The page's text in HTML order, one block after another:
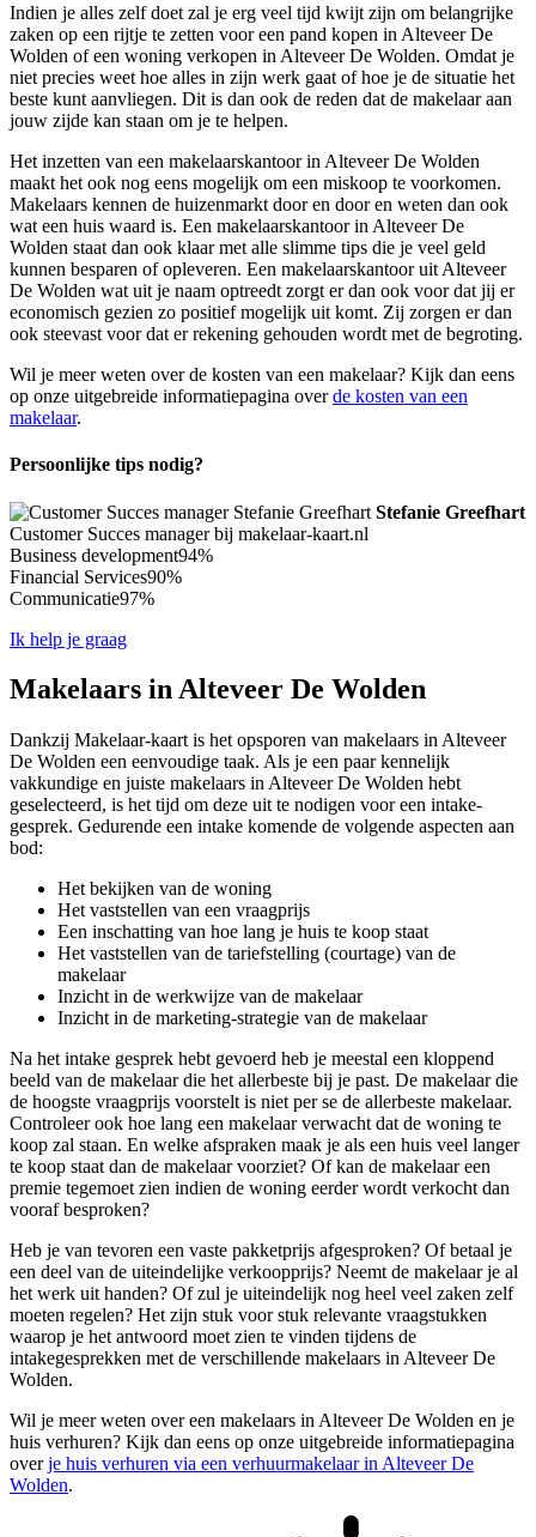
Indien je alles zelf doet zal je erg veel tijd kwijt zijn om belangrijke
zaken op een rijtje te zetten voor een pand kopen in Alteveer De
Wolden of een woning verkopen in Alteveer De Wolden. Omdat je
niet precies weet hoe alles in zijn werk gaat of hoe je de situatie het
beste kunt aanvliegen. Dit is dan ook de reden dat de makelaar aan
jouw zijde kan staan om je te helpen.
Het inzetten van een makelaarskantoor in Alteveer De Wolden
maakt het ook nog eens mogelijk om een miskoop te voorkomen.
Makelaars kennen de huizenmarkt door en door en weten dan ook
wat een huis waard is. Een makelaarskantoor in Alteveer De
Wolden staat dan ook klaar met alle slimme tips die je veel geld
kunnen besparen of opleveren. Een makelaarskantoor uit Alteveer
De Wolden wat uit je naam optreedt zorgt er dan ook voor dat jij er
economisch gezien zo positief mogelijk uit komt. Zij zorgen er dan
ook steevast voor dat er rekening gehouden wordt met de begroting.
Wil je meer weten over de kosten van een makelaar? Kijk dan eens
op onze uitgebreide informatiepagina overde kosten van een
makelaar.
Persoonlijke tips nodig?
Stefanie Greefhart
Customer Succes manager bij makelaar-kaart.nl
Business development94%
Financial Services90%
Communicatie97%
Ik help je graag
Makelaars in Alteveer De Wolden
Dankzij Makelaar-kaart is het opsporen van makelaars in Alteveer
De Wolden een eenvoudige taak. Als je een paar kennelijk
vakkundige en juiste makelaars in Alteveer De Wolden hebt
geselecteerd, is het tijd om deze uit te nodigen voor een intake-
gesprek. Gedurende een intake komende de volgende aspecten aan
bod:
Het bekijken van de woning
Het vaststellen van een vraagprijs
Een inschatting van hoe lang je huis te koop staat
Het vaststellen van de tariefstelling (courtage) van de
makelaar
Inzicht in de werkwijze van de makelaar
Inzicht in de marketing-strategie van de makelaar
Na het intake gesprek hebt gevoerd heb je meestal een kloppend
beeld van de makelaar die het allerbeste bij je past. De makelaar die
de hoogste vraagprijs voorstelt is niet per se de allerbeste makelaar.
Controleer ook hoe lang een makelaar verwacht dat de woning te
koop zal staan. En welke afspraken maak je als een huis veel langer
te koop staat dan de makelaar voorziet? Of kan de makelaar een
premie tegemoet zien indien de woning eerder wordt verkocht dan
vooraf besproken?
Heb je van tevoren een vaste pakketprijs afgesproken? Of betaal je
een deel van de uiteindelijke verkoopprijs? Neemt de makelaar je al
het werk uit handen? Of zul je uiteindelijk nog heel veel zaken zelf
moeten regelen? Het zijn stuk voor stuk relevante vraagstukken
waarop je het antwoord moet zien te vinden tijdens de
intakegesprekken met de verschillende makelaars in Alteveer De
Wolden.
Wil je meer weten over een makelaars in Alteveer De Wolden en je
huis verhuren? Kijk dan eens op onze uitgebreide informatiepagina
overje huis verhuren via een verhuurmakelaar in Alteveer De
Wolden.